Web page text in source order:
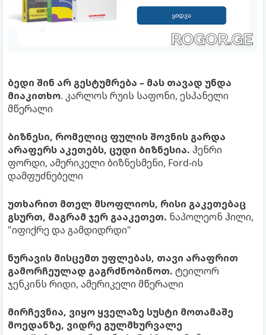
ბედი შინ არ გესტუმრება – მას თავად უნდა
მიაკითხო. კარლოს რუის საფონი, ესპანელი
მწერალი
ბიზნესი, რომელიც ფულის შოვნის გარდა
არაფერს აკეთებს, ცუდი ბიზნესია. ჰენრი
ფორდი, ამერიკელი ბიზნესმენი, Ford-ის
დამფუძნებელი
უთხარით მთელ მსოფლიოს, რისი გაკეთებაც
გსურთ, მაგრამ ჯერ გააკეთეთ. ნაპოლეონ ჰილი,
"იფიქრე და გამდიდრდი"
ნურავის მისცემთ უფლებას, თავი არაფრით
გამორჩეულად გაგრძნობინოთ. ტეილორ
ჯენკინს რიდი, ამერიკელი მწერალი
მირჩევნია, ვიყო ყველაზე სუსტი მოთამაშე
მოედანზე, ვიდრე გულმხურვალე